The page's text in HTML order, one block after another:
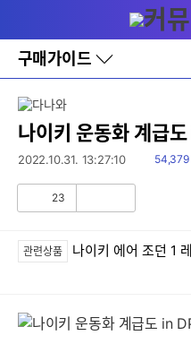
와
홈
구매가이드
바
로
레
이
어
토
나이키 운동화 계급
2022.10.31. 13:27:10
읽
54,379
공23
관련상품